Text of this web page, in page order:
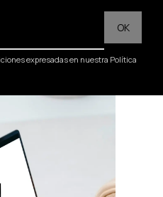
expresadas en nuestra Política